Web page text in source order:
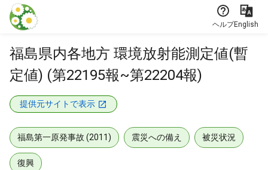
本文に飛ぶ
ヘルプEnglish
福島県内各地方 環境放射能測定値(暫
定値) (第22195報~第22204報)
提供元サイトで表示
福島第一原発事故 (2011) 震災への備え 被災状況
復興